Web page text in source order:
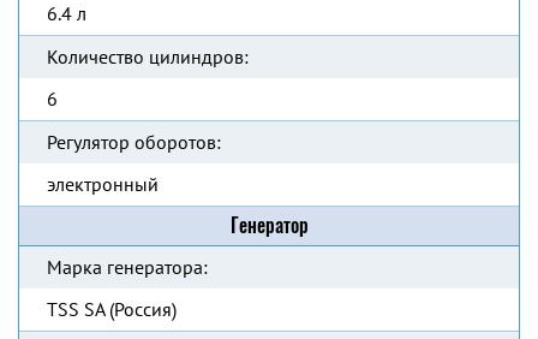
6.4 л
Количество цилиндров:
6
Регулятор оборотов:
электронный
Генератор
Марка генератора:
TSS SA (Россия)